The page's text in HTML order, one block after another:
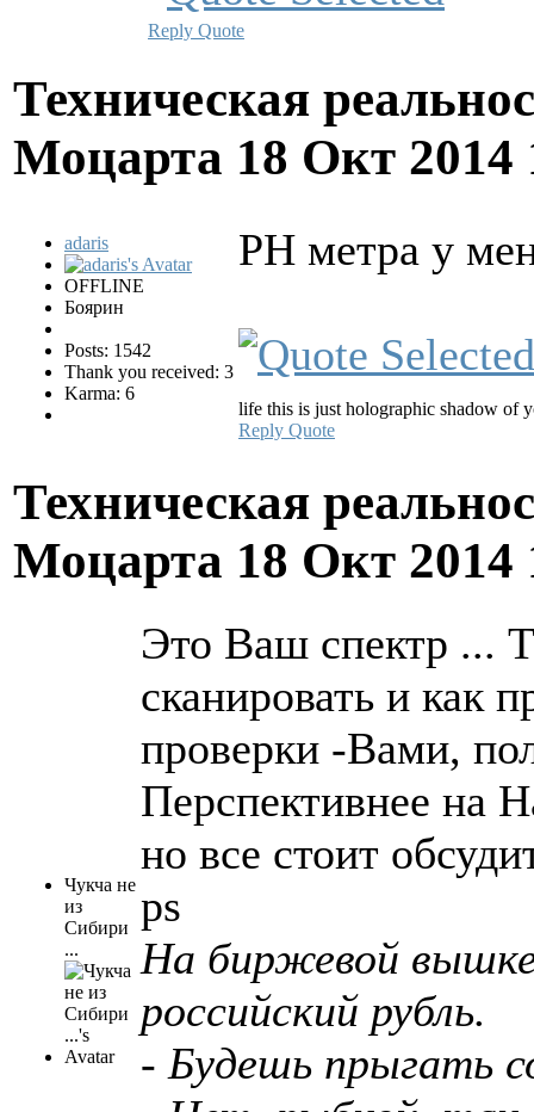
Reply Quote
Техническая
Моцарта 18 Окт
adaris
OFFLINE
Боярин
Posts: 1542
Thank you received: 3
Karma: 6
PH метра у
life this is just holographic shadow of
Reply Quote
Техническая
Моцарта 18 Окт
Чукча не
из
Сибири
...
Это Ваш спектр ...
сканировать и как
проверки -Вами,
Перспективнее на
но все стоит
ps
На биржевой
российский рубль.
- Будешь прыгать